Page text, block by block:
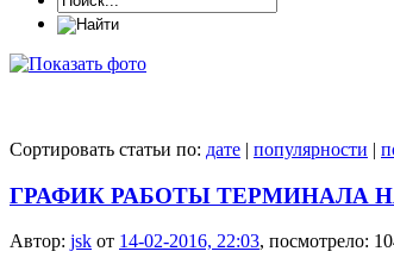
Сортировать статьи по: дате | популярности |
ГРАФИК РАБОТЫ ТЕРМИНАЛА
Автор: jsk от 14-02-2016, 22:03, посмотрело: